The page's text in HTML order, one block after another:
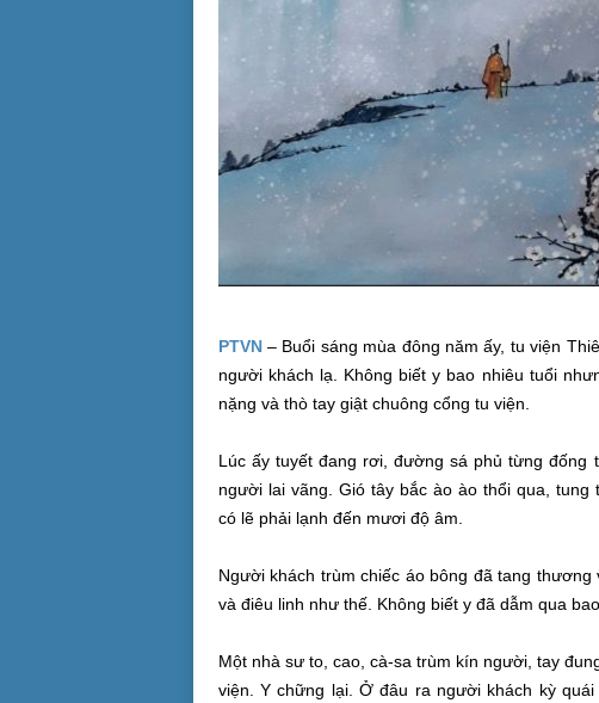
PTVN– Buổi sáng mùa đông năm ấy, tu viện
người khách lạ. Không biết y bao nhiêu tuổi
nặng và thò tay giật chuông cổng tu viện
Lúc ấytuyết đang rơi, đường sá phủ từng đống
người lai vãng . Gió tây bắc ào ào thổi qua,
có lẽ phảilạnh đến mươi độ âm.
Người khách trùm chiếc áo bông đã tang thương
và điêu linh như thế. Không biết y đã dẫm qua
Một nhà sưto, cao, cà-sa trùm kín người, tay
viện . Y chững lại. Ở đâu ra người khách kỳ